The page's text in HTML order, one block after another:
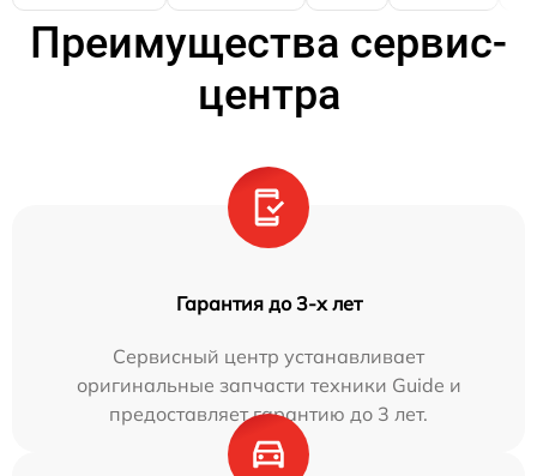
Преимущества сервис-
центра
Гарантия до 3-х лет
Сервисный центр устанавливает
оригинальные запчасти техники Guide и
предоставляет гарантию до 3 лет.